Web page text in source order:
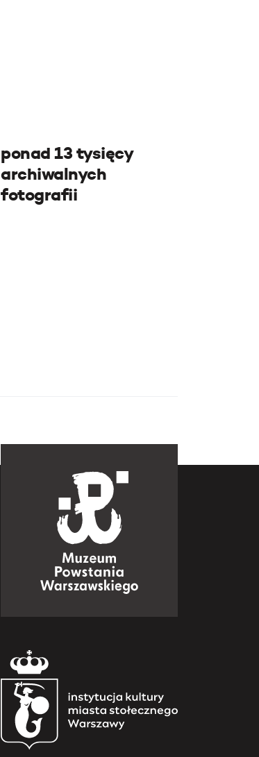
ponad 13 tysięcy
archiwalnych
fotografii